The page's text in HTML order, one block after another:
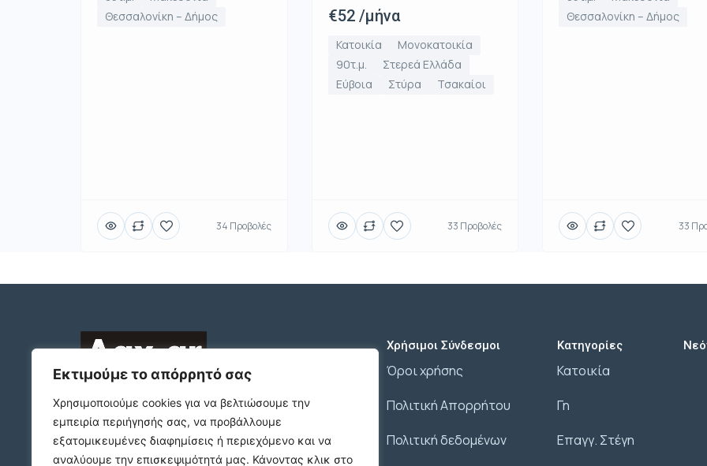
Εκτιμούμε το απόρρητό σας
Χρησιμοποιούμε cookies για να βελτιώσουμε την
εμπειρία περιήγησής σας, να προβάλλουμε
εξατομικευμένες διαφημίσεις ή περιεχόμενο και να
αναλύουμε την επισκεψιμότητά μας. Κάνοντας κλικ στο
Θεσσαλονίκη – Δήμος
34 Προβολές
€52 /μήνα
Κατοικία
Μονοκατοικία
90τ.μ.
Στερεά Ελλάδα
Εύβοια
Στύρα Τσακαίοι
33 Προβολές
Θεσσαλονίκη – Δήμος
33
2312132324
ΠΛΑΤΩΝΟΣ 1 Τ.Κ. 54631
ΘΕΣΣΑΛΟΝΙΚΗ
Χρήσιμοι Σύνδεσμοι
Όροι χρήσης
Πολιτική Απορρήτου
Πολιτική δεδομένων
Κατηγορίες
Κατοικία
Γη
Επαγγ. Στέγη